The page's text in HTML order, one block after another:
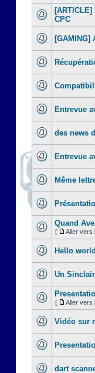
CPC
[GAMING]
Entrevue
des news
Entrevue
Même
Quand
[ Aller vers
Hello world
Un
[ Aller vers
Vidéo sur
dart